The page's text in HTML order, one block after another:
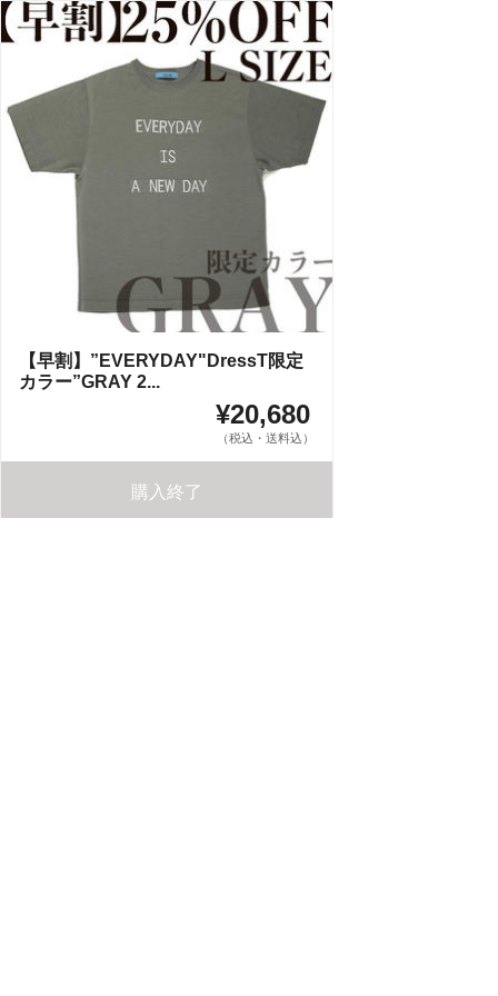
【早割】”EVERYDAY"DressT限定
カラー”GRAY 2...
¥20,680
（税込・送料込）
購入終了